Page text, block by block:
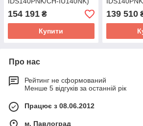
154 191 ₴
Купити
139 510
Про нас
Рейтинг не сформований
Менше 5 відгуків за останній рік
Працює з 08.06.2012
м. Павлоград